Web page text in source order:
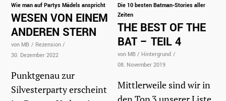
Wie man auf Partys Mädels anspricht
WESEN VON EINEM
ANDEREN STERN
von MB / Rezension /
30. Dezember 2022
Punktgenau zur
Silvesterparty erscheint
Die 10 besten Batman-Stories aller
Zeiten
THE BEST OF THE
BAT – TEIL 4
von MB / Hintergrund /
08. November 2019
Mittlerweile sind wir in